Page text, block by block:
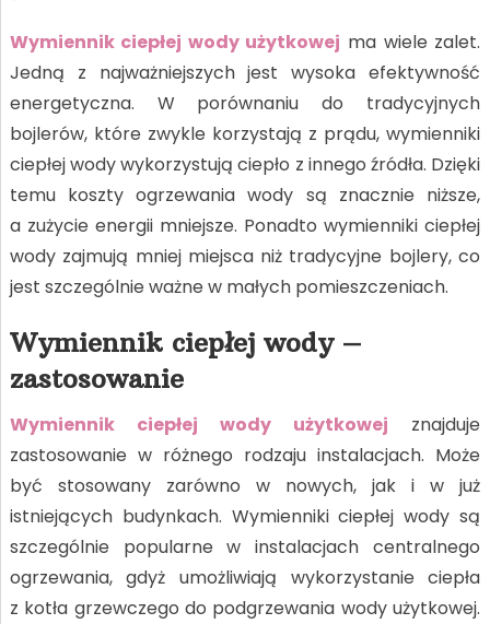
Wymiennik ciepłej wody użytkowej ma wiele zalet.
Jedną z najważniejszych jest wysoka efektywność
energetyczna. W porównaniu do tradycyjnych
bojlerów, które zwykle korzystają z prądu, wymienniki
ciepłej wody wykorzystują ciepło z innego źródła. Dzięki
temu koszty ogrzewania wody są znacznie niższe,
a zużycie energii mniejsze. Ponadto wymienniki ciepłej
wody zajmują mniej miejsca niż tradycyjne bojlery, co
jest szczególnie ważne w małych pomieszczeniach.
Wymiennik ciepłej wody –
zastosowanie
Wymiennik ciepłej wody użytkowej znajduje
zastosowanie w różnego rodzaju instalacjach. Może
być stosowany zarówno w nowych, jak i w już
istniejących budynkach. Wymienniki ciepłej wody są
szczególnie popularne w instalacjach centralnego
ogrzewania, gdyż umożliwiają wykorzystanie ciepła
z kotła grzewczego do podgrzewania wody użytkowej.